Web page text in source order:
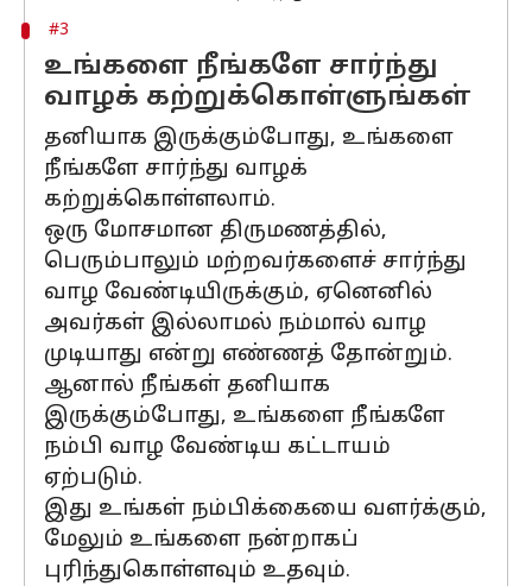
#3
உங்களை நீங்களே சார்ந்து
வாழக் கற்றுக்கொள்ளுங்கள்
தனியாக இருக்கும்போது, உங்களை
நீங்களே சார்ந்து வாழக்
கற்றுக்கொள்ளலாம்.
ஒரு மோசமான திருமணத்தில்,
பெரும்பாலும் மற்றவர்களைச் சார்ந்து
வாழ வேண்டியிருக்கும், ஏனெனில்
அவர்கள் இல்லாமல் நம்மால் வாழ
முடியாது என்று எண்ணத் தோன்றும்.
ஆனால் நீங்கள் தனியாக
இருக்கும்போது, உங்களை நீங்களே
நம்பி வாழ வேண்டிய கட்டாயம்
ஏற்படும்.
இது உங்கள் நம்பிக்கையை வளர்க்கும்,
மேலும் உங்களை நன்றாகப்
புரிந்துகொள்ளவும் உதவும்.